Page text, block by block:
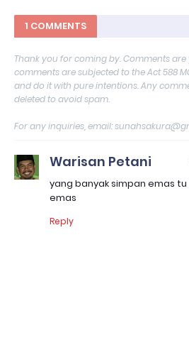
1 COMMENTS
Thank you for coming by. Comments
comments are subjected to the Act 588
and do it with pure intentions. Any
deleted to avoid spam.
For any inquiries, email:
Warisan Petani
yang banyak simpan emas
emas
Reply